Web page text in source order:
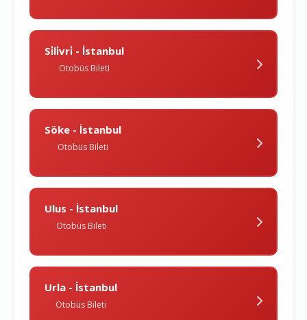
Si̇li̇vri̇ - İstanbul
Otobüs Bileti
Söke - İstanbul
Otobüs Bileti
Ulus - İstanbul
Otobüs Bileti
Urla - İstanbul
Otobüs Bileti